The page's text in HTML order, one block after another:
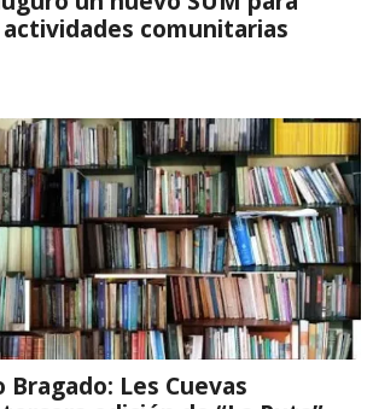
comunitarias
Bragado: Les Cuevas